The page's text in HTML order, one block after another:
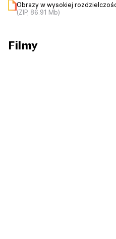
Obrazy w wysokiej
(ZIP, 86.91 Mb)
Filmy